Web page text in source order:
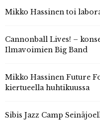
Mikko Hassinen toi
Cannonball Lives! –
Ilmavoimien Big Band
Mikko Hassinen Future
kiertueella huhtikuussa
Sibis Jazz Camp